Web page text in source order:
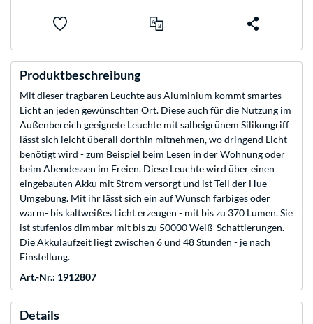
Produktbeschreibung
Mit dieser tragbaren Leuchte aus Aluminium kommt smartes
Licht an jeden gewünschten Ort. Diese auch für die Nutzung im
Außenbereich geeignete Leuchte mit salbeigrünem Silikongriff
lässt sich leicht überall dorthin mitnehmen, wo dringend Licht
benötigt wird - zum Beispiel beim Lesen in der Wohnung oder
beim Abendessen im Freien. Diese Leuchte wird über einen
eingebauten Akku mit Strom versorgt und ist Teil der Hue-
Umgebung. Mit ihr lässt sich ein auf Wunsch farbiges oder
warm- bis kaltweißes Licht erzeugen - mit bis zu 370 Lumen. Sie
ist stufenlos dimmbar mit bis zu 50000 Weiß-Schattierungen.
Die Akkulaufzeit liegt zwischen 6 und 48 Stunden - je nach
Einstellung.
Art.-Nr.: 1912807
Details